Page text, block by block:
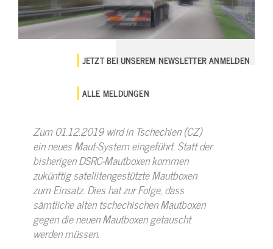
JETZT BEI UNSEREM NEWSLETTER ANMELDEN
ALLE MELDUNGEN
Zum 01.12.2019 wird in Tschechien (CZ)
ein neues Maut-System eingeführt. Statt der
bisherigen DSRC-Mautboxen kommen
zukünftig satellitengestützte Mautboxen
zum Einsatz. Dies hat zur Folge, dass
sämtliche alten tschechischen Mautboxen
gegen die neuen Mautboxen getauscht
werden müssen.